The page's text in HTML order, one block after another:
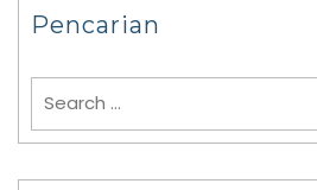
Pencarian